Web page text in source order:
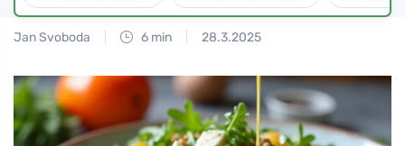
Jan Svoboda 6 min 28.3.2025